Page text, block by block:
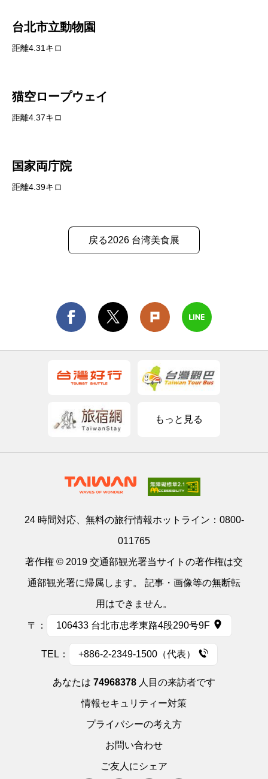
台北市立動物園
距離4.31キロ
猫空ロープウェイ
距離4.37キロ
国家両庁院
距離4.39キロ
戻る2026 台湾美食展
もっと見る
24 時間対応、無料の旅行情報ホットライン： 0800-
011765
著作権 © 2019 交通部観光署当サイトの著作権は交
通部観光署に帰属します。 記事・画像等の無断転
用はできません。
〒： 106433 台北市忠孝東路4段290号9F
TEL： +886-2-2349-1500（代表）
あなたは 74968378 人目の来訪者です
情報セキュリティー対策
プライバシーの考え方
お問い合わせ
ご友人にシェア